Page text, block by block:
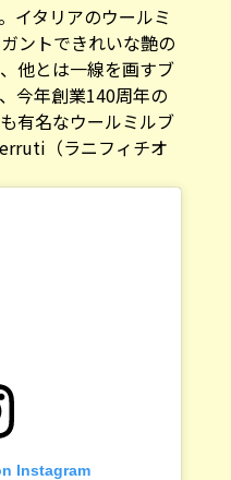
イタリアのウールミ
ントできれいな艶の
他とは一線を画すブ
今年創業140周年の
有名なウールミルブ
（ラニフィチオ
Instagram